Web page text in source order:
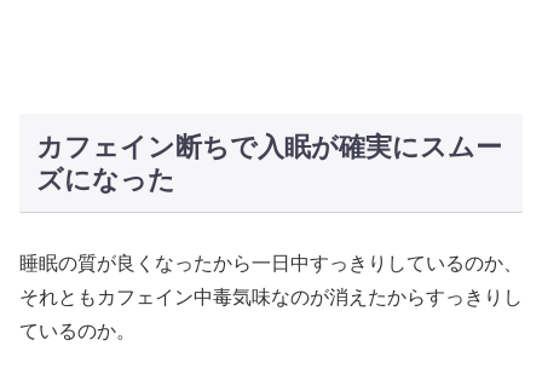
カフェイン断ちで入眠が確実にスムー
ズになった
睡眠の質が良くなったから一日中すっきりしているのか、
それともカフェイン中毒気味なのが消えたからすっきりし
ているのか。